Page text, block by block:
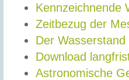
Kennzeichnende
Zeitbezug der
Der Wasserstand
Download
Astronomische